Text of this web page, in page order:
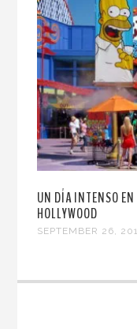
UN DÍA INTENSO
HOLLYWOOD
SEPTEMBER 26,